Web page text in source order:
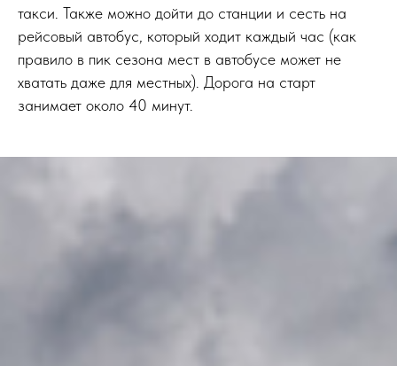
такси. Также можно дойти до станции и сесть на
рейсовый автобус, который ходит каждый час (как
правило в пик сезона мест в автобусе может не
хватать даже для местных). Дорога на старт
занимает около 40 минут.